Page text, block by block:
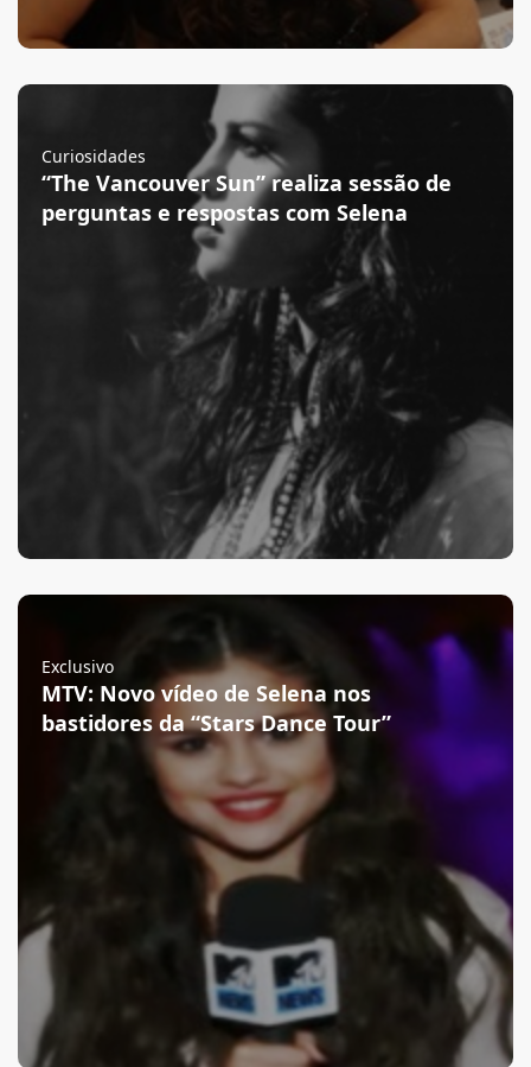
Curiosidades
“The Vancouver Sun” realiza sessão de
perguntas e respostas com Selena
Exclusivo
MTV: Novo vídeo de Selena nos
bastidores da “Stars Dance Tour”